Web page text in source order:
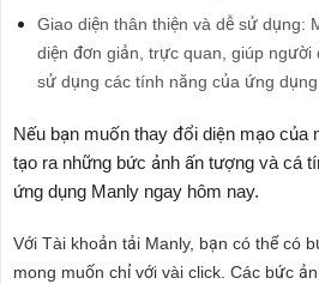
Giao diện thân thiện và dễ sử dụng:
diện đơn giản, trực quan, giúp người
sử dụng các tính năng của ứng
Nếu bạn muốn thay đổi diện mạo của
tạo ra những bức ảnh ấn tượng và cá
ứng dụng Manly ngay hôm nay.
Với Tài khoản tải Manly, bạn có thể có
mong muốn chỉ với vài click. Các bức